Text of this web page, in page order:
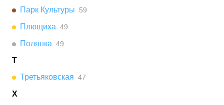
Парк Культуры
59
Плющиха 49
Полянка 49
Т
Третьяковская 47
Х